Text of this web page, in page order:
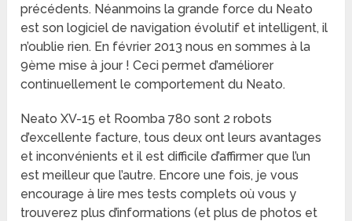
précédents. Néanmoins la grande force du Neato
est son logiciel de navigation évolutif et intelligent, il
n’oublie rien. En février 2013 nous en sommes à la
9ème mise à jour ! Ceci permet d’améliorer
continuellement le comportement du Neato.
Neato XV-15 et Roomba 780 sont 2 robots
d’excellente facture, tous deux ont leurs avantages
et inconvénients et il est difficile d’affirmer que l’un
est meilleur que l’autre. Encore une fois, je vous
encourage à lire mes tests complets où vous y
trouverez plus d’informations (et plus de photos et